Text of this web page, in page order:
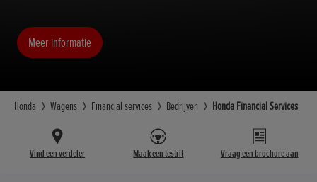
Meer informatie
Honda Wagens Financial services Bedrijven Honda Financial Services
Vind een verdeler Maak een testrit Vraag een brochure aan